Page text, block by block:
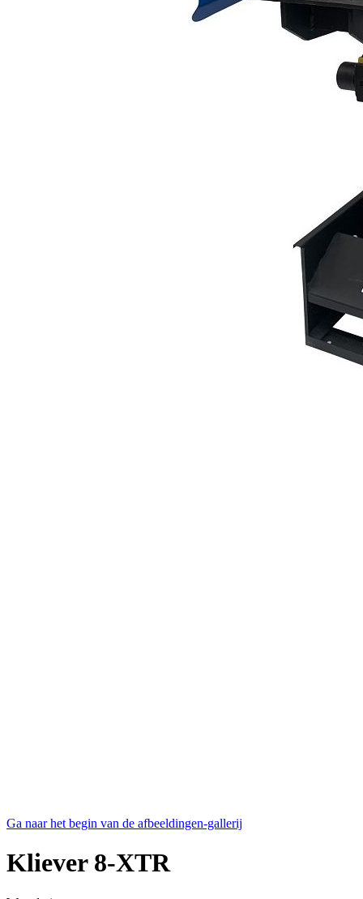
Ga naar het begin van de afbeeldingen-gallerij
Kliever 8-XTR